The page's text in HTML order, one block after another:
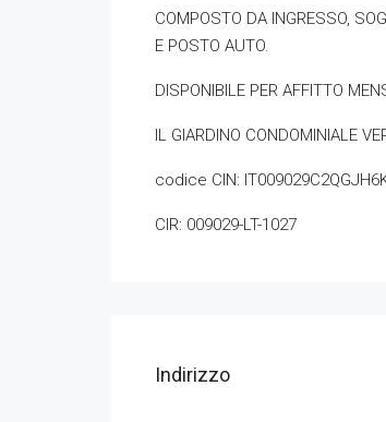
COMPOSTO DA INGRESSO,
E POSTO AUTO.
DISPONIBILE PER AFFITTO
IL GIARDINO CONDOMINIALE
codice CIN:
CIR: 009029-LT-1027
Indirizzo